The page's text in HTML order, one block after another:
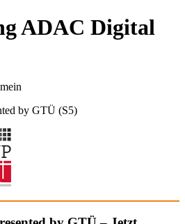
ADAC Digital
by GTÜ (S5)